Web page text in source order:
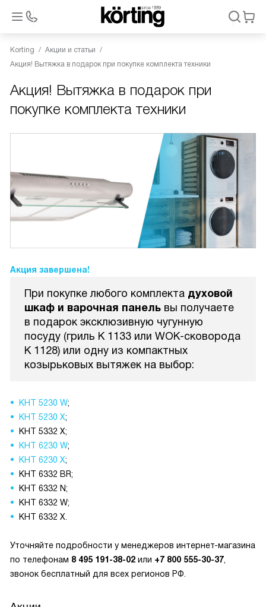
Korting
Акции и статьи
Акция! Вытяжка в подарок при покупке комплекта техники
Акция! Вытяжка в подарок при
покупке комплекта техники
Акция завершена!
При покупке любого комплекта духовой
шкаф и варочная панель вы получаете
в подарок эксклюзивную чугунную
посуду (гриль K 1133 или WOK-сковорода
К 1128) или одну из компактных
козырьковых вытяжек на выбор:
KHT 5230 W;
KHT 5230 X;
KHT 5332 X;
KHT 6230 W;
KHT 6230 X;
KHT 6332 BR;
KHT 6332 N;
KHT 6332 W;
KHT 6332 X.
Уточняйте подробности у менеджеров интернет-магазина
по телефонам 8 495 191-38-02 или +7 800 555-30-37
звонок бесплатный для всех регионов РФ.